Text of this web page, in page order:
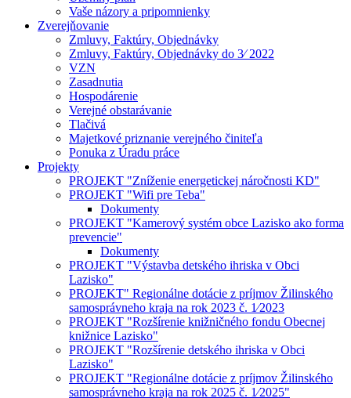
Vaše názory a pripomnienky
Zverejňovanie
Zmluvy, Faktúry, Objednávky
Zmluvy, Faktúry, Objednávky do 3⁄ 2022
VZN
Zasadnutia
Hospodárenie
Verejné obstarávanie
Tlačivá
Majetkové priznanie verejného činiteľa
Ponuka z Úradu práce
Projekty
PROJEKT "Zníženie energetickej náročnosti KD"
PROJEKT "Wifi pre Teba"
Dokumenty
PROJEKT "Kamerový systém obce Lazisko ako forma
prevencie"
Dokumenty
PROJEKT "Výstavba detského ihriska v Obci
Lazisko"
PROJEKT" Regionálne dotácie z príjmov Žilinského
samosprávneho kraja na rok 2023 č. 1⁄2023
PROJEKT "Rozšírenie knižničného fondu Obecnej
knižnice Lazisko"
PROJEKT "Rozšírenie detského ihriska v Obci
Lazisko"
PROJEKT "Regionálne dotácie z príjmov Žilinského
samosprávneho kraja na rok 2025 č. 1⁄2025"